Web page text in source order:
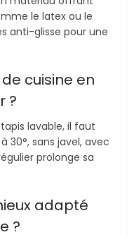
le latex ou le
anti-glisse pour une
cuisine en
?
lavable, il faut
30°, sans javel, avec
prolonge sa
adapté
?